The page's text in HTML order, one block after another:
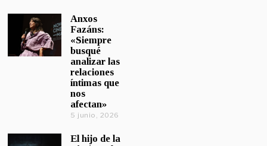
Anxos
Fazáns:
«Siempre
busqué
analizar las
relaciones
íntimas que
nos
afectan»
5 junio, 2026
El hijo de la